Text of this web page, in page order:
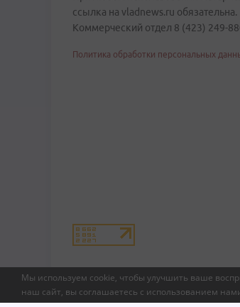
Мы используем cookie, чтобы улучшить ваше
наш сайт, вы соглашаетесь с использованием
ссылка на vladnews.ru обязательна.
Коммерческий отдел 8 (423) 249-
Политика обработки персональных